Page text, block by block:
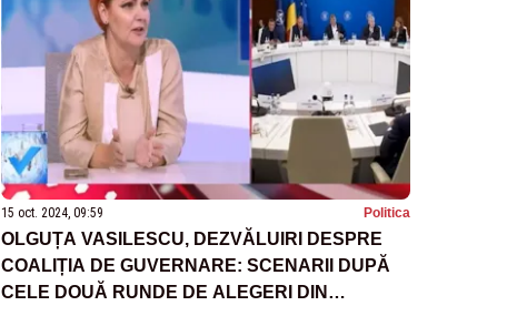
15 oct. 2024, 09:59 Politica
OLGUȚA VASILESCU, DEZVĂLUIRI DESPRE
COALIȚIA DE GUVERNARE: SCENARII DUPĂ
CELE DOUĂ RUNDE DE ALEGERI DIN